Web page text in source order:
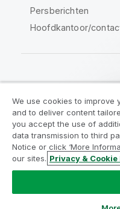
Persberichten
Hoofdkantoor/
Juridische
Productvoorwaarden
Legal Policies
Handelsmerken
Copyright © 1993-2026
We use cookies to improve
and to deliver content
you accept the use of
data transmission to third
Notice or click ‘More
our sites. Privacy & Cookie